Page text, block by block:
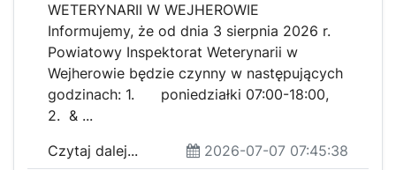
WETERYNARII W WEJHEROWIE
Informujemy, że od dnia 3 sierpnia 2026 r.
Powiatowy Inspektorat Weterynarii w
Wejherowie będzie czynny w następujących
godzinach: 1. poniedziałki 07:00-18:00,
2. & ...
Czytaj dalej...
2026-07-07 07:45:38